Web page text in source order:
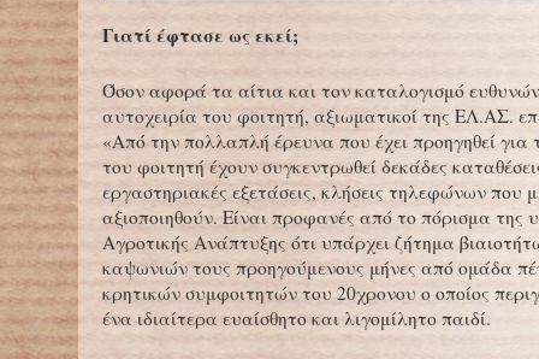
Γιατί έφτασε ως εκεί;
Όσον αφορά τα αίτια και τον καταλογισμό
αυτοχειρία του φοιτητή, αξιωματικοί της ΕΛ.ΑΣ.
«Από την πολλαπλή έρευνα που έχει προηγηθεί για
του φοιτητή έχουν συγκεντρωθεί δεκάδες
εργαστηριακές εξετάσεις, κλήσεις τηλεφώνων που
αξιοποιηθούν. Είναι προφανές από το πόρισμα της
Αγροτικής Ανάπτυξης ότι υπάρχει ζήτημα
καψωνιών τους προηγούμενους μήνες από ομάδα
κρητικών συμφοιτητών του 20χρονου ο οποίος
ένα ιδιαίτερα ευαίσθητο και λιγομίλητο παιδί.